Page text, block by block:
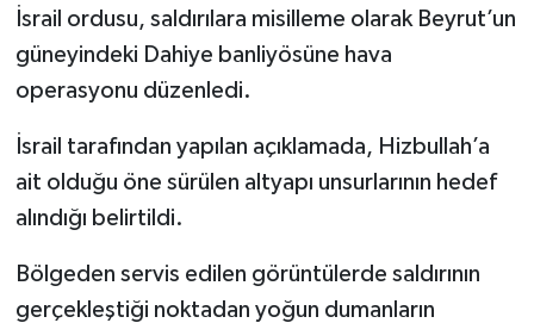
İsrail ordusu, saldırılara misilleme olarak Beyrut’un
güneyindeki Dahiye banliyösüne hava
operasyonu düzenledi.
İsrail tarafından yapılan açıklamada, Hizbullah’a
ait olduğu öne sürülen altyapı unsurlarının hedef
alındığı belirtildi.
Bölgeden servis edilen görüntülerde saldırının
gerçekleştiği noktadan yoğun dumanların